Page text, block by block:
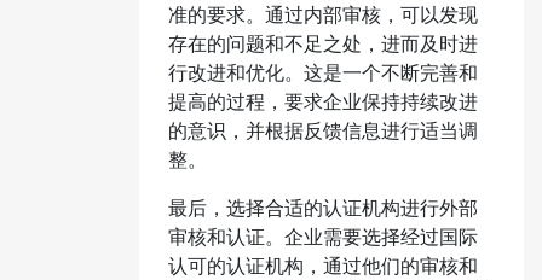
准的要求。通过内部审核，可以发现
存在的问题和不足之处，进而及时进
行改进和优化。这是一个不断完善和
提高的过程，要求企业保持持续改进
的意识，并根据反馈信息进行适当调
整。
最后，选择合适的认证机构进行外部
审核和认证。企业需要选择经过国际
认可的认证机构，通过他们的审核和